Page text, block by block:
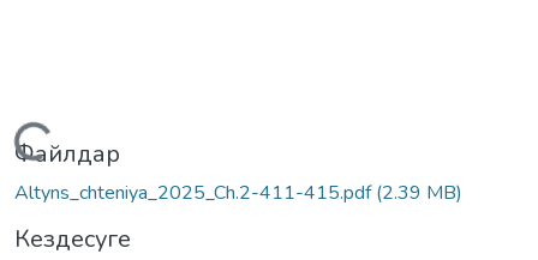
Жүктеу...
Файлдар
Altyns_chteniya_2025_Ch.2-411-415.pdf(2.39 MB)
Кездесуге